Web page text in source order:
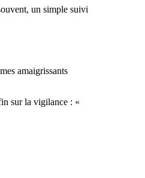
un simple suivi
amaigrissants
sur la vigilance : «